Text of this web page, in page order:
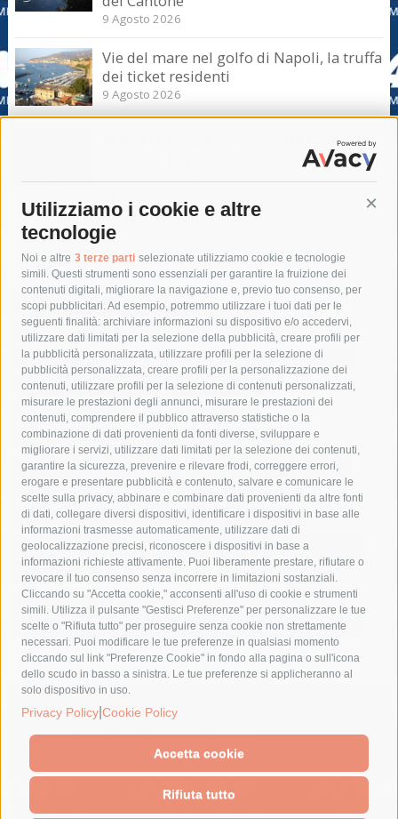
Utilizziamo i cookie e altre
tecnologie
Noi e altre 3 terze parti selezionate utilizziamo cookie e tecnologie
simili. Questi strumenti sono essenziali per garantire la fruizione dei
contenuti digitali, migliorare la navigazione e, previo tuo consenso, per
scopi pubblicitari. Ad esempio, potremmo utilizzare i tuoi dati per le
seguenti finalità: archiviare informazioni su dispositivo e/o accedervi,
utilizzare dati limitati per la selezione della pubblicità, creare profili per
la pubblicità personalizzata, utilizzare profili per la selezione di
pubblicità personalizzata, creare profili per la personalizzazione dei
contenuti, utilizzare profili per la selezione di contenuti personalizzati,
misurare le prestazioni degli annunci, misurare le prestazioni dei
contenuti, comprendere il pubblico attraverso statistiche o la
combinazione di dati provenienti da fonti diverse, sviluppare e
migliorare i servizi, utilizzare dati limitati per la selezione dei contenuti,
garantire la sicurezza, prevenire e rilevare frodi, correggere errori,
erogare e presentare pubblicità e contenuto, salvare e comunicare le
scelte sulla privacy, abbinare e combinare dati provenienti da altre fonti
di dati, collegare diversi dispositivi, identificare i dispositivi in base alle
informazioni trasmesse automaticamente, utilizzare dati di
geolocalizzazione precisi, riconoscere i dispositivi in base a
informazioni richieste attivamente. Puoi liberamente prestare, rifiutare o
revocare il tuo consenso senza incorrere in limitazioni sostanziali.
Cliccando su "Accetta cookie," acconsenti all'uso di cookie e strumenti
simili. Utilizza il pulsante "Gestisci Preferenze" per personalizzare le tue
scelte o "Rifiuta tutto" per proseguire senza cookie non strettamente
necessari. Puoi modificare le tue preferenze in qualsiasi momento
cliccando sul link "Preferenze Cookie" in fondo alla pagina o sull'icona
dello scudo in basso a sinistra. Le tue preferenze si applicheranno al
solo dispositivo in uso.
Privacy Policy Cookie Policy
Accetta cookie
Rifiuta tutto
9 Agosto 2026
Vie del mare nel golfo di Napoli, la truffa
dei ticket residenti
9 Agosto 2026
Massa Lubrense. Sicurezza in mare
nell’Amp Punta Campanella, incontro
Tag
acqua allerta meteo
anas
area marina protetta di punta campanella
arresto
Asl Napoli 3 sud
capitaneria di porto capri
carabinieri
castellammare di stabia
circumvesuviana
comune di sorrento
concerto
contagi
costiera amalfitana
covid-19 eav
elezioni
fondazione sorrento
gori guardia costiera
incidente
lavori
lorenzo balducelli mare
massa lubrense
massimo coppola
Meta napoli
ordinanza
penisola sorrentina
piano di sorrento
polizia municipale
protezione civile
Regione Campania
sant'agnello
sindaco cuomo
sorrento studenti temporali
treni
turismo
Vico Equense villa fiorentino vincenzo de luca
© 2015 SorrentoPress. All rights reserved.
Il giornale online della Penisola Sorrentina
Cookie Policy